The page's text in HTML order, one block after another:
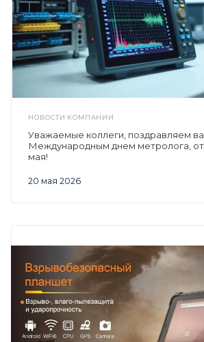
НОВОСТИ КОМПАНИИ
20 мая 2026
Уважаемые коллеги, поздравляем
Международным днем метролога,
мая!